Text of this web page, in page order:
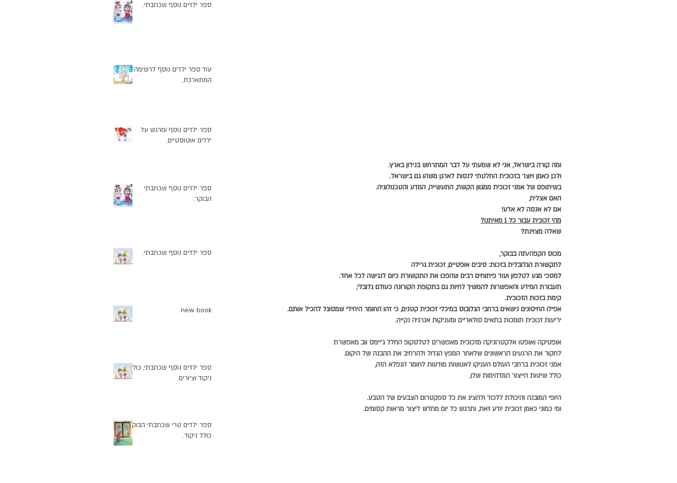
ספר ילדים נוסף שכתבתי.
עוד ספר ילדים נוסף לרשימה
המתארכת.
ספר ילדים נוסף ומרגש על
ילדים אוטוסטיים.
ספר ילדים נוסף שכתבתי
הבוקר.
ספר ילדים נוסף שכתבתי.
new book
ספר ילדים נוסף שכתבתי, כולל
ניקוד וציורים.
ספר ילדים טרי שכתבתי הבוקר
כולל ניקוד.
ומה קורה בישראל, אני לא שמעתי על דבר המתרחש בנידון בארץ.
ולכן כאמן ויוצר בזכוכית החלטתי לנסות לארגן משהו גם בישראל.
בשיתופם של אמני זכוכית ממגוון הקשת, התעשייה, המדע והטכנולוגיה.
האם אצליח,
אם לא אנסה לא אדע!
מהי זכוכית עבור כל 1 מאיתנו?
שאלה מצוינת?
מכוס הקפה/תה בבוקר,
לתקשורת הגלובלית בזכות: סיבים אופטיים, זכוכית גרילה
למסכי מגע לטלפון ועוד פיתוחים רבים שהפכו את התקשורת כיום לנגישה לכל אחד.
תעבורת המידע והאפשרות להמשיך לחיות גם בתקופת הקורונה כעולם גלובלי,
קימת בזכות הזכוכית.
אפילו החיסונים נישאים ברחבי הגלובוס במיכלי זכוכית קטנים, כי זהו החומר היחידי שמסוגל להכיל אותם.
יריעות זכוכית תומכות בתאים סולאריים ומעניקות אנרגיה נקייה.
אופטיקה ואופטו אלקטרוניקה מזכוכית מאפשרים לטלסקופ החלל ג'יימס ווב מאפשרת
לחקור את הרגעים הראשונים שלאחר המפץ הגדול ולהרחיב את ההבנה של היקום.
אמני זכוכית ברחבי העולם העניקו לאנושות מודעות לחומר הנפלא הזה,
כולל שיטות הייצור המדהימות שלו,
היופי המובנה והיכולת ללכוד ולהציג את כל ספקטרום הצבעים של הטבע.
ומי כמוני כאמן זכוכית יודע זאת, ותרגש כל יום מחדש ליצור מראות קסומים.